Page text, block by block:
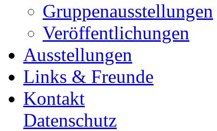
Gruppenausstellungen
Veröffentlichungen
Ausstellungen
Links & Freunde
Kontakt
Datenschutz